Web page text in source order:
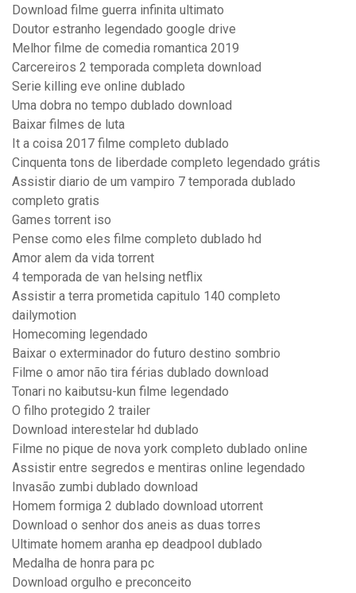
Download filme guerra infinita ultimato
Doutor estranho legendado google drive
Melhor filme de comedia romantica 2019
Carcereiros 2 temporada completa download
Serie killing eve online dublado
Uma dobra no tempo dublado download
Baixar filmes de luta
It a coisa 2017 filme completo dublado
Cinquenta tons de liberdade completo legendado grátis
Assistir diario de um vampiro 7 temporada dublado
completo gratis
Games torrent iso
Pense como eles filme completo dublado hd
Amor alem da vida torrent
4 temporada de van helsing netflix
Assistir a terra prometida capitulo 140 completo
dailymotion
Homecoming legendado
Baixar o exterminador do futuro destino sombrio
Filme o amor não tira férias dublado download
Tonari no kaibutsu-kun filme legendado
O filho protegido 2 trailer
Download interestelar hd dublado
Filme no pique de nova york completo dublado online
Assistir entre segredos e mentiras online legendado
Invasão zumbi dublado download
Homem formiga 2 dublado download utorrent
Download o senhor dos aneis as duas torres
Ultimate homem aranha ep deadpool dublado
Medalha de honra para pc
Download orgulho e preconceito